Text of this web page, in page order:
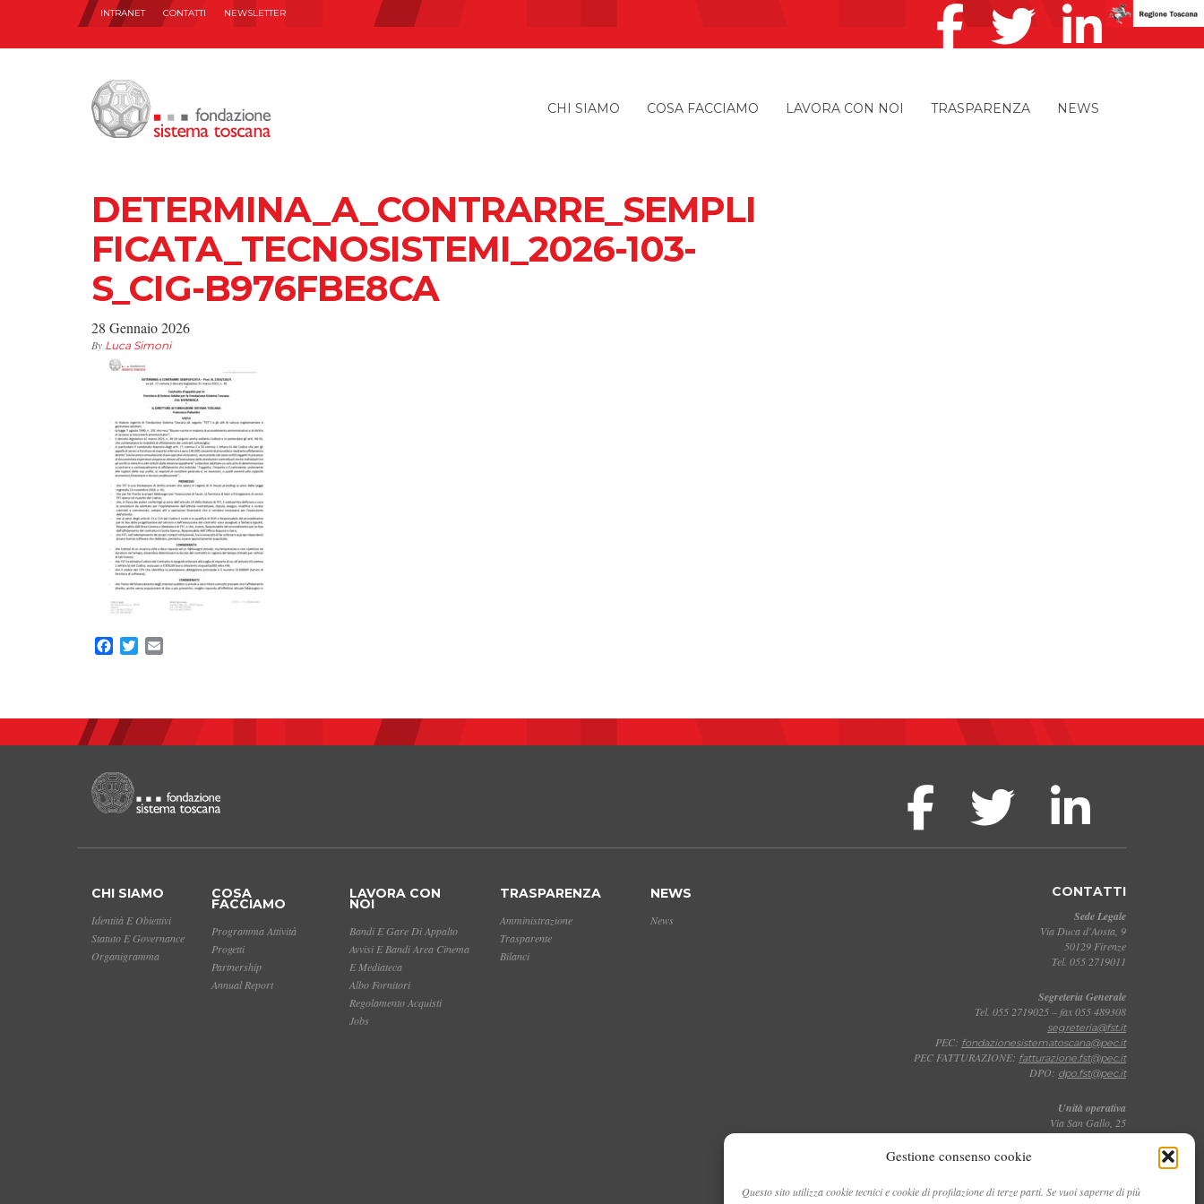
Gestione consenso cookie
Questo sito utilizza cookie tecnici e cookie di profilazione di terze parti. Se vuoi saperne di più
INTRANET CONTATTI NEWSLETTER
CHI SIAMO COSA FACCIAMO LAVORA CON NOI TRASPARENZA NEWS
DETERMINA_A_CONTRARRE_SEMPLI
FICATA_TECNOSISTEMI_2026-103-
S_CIG-B976FBE8CA
28 Gennaio 2026
By Luca Simoni
Facebook
Twitter
CHI SIAMO
Identità E Obiettivi
Statuto E Governance
Organigramma
COSA
FACCIAMO
Programma Attività
Progetti
Partnership
Annual Report
LAVORA CON
NOI
Bandi E Gare Di Appalto
Avvisi E Bandi Area Cinema
E Mediateca
Albo Fornitori
Regolamento Acquisti
Jobs
TRASPARENZA
Amministrazione
Trasparente
Bilanci
NEWS
News
CONTATTI
Sede Legale
Via Duca d'Aosta, 9
50129 Firenze
Tel. 055 2719011
Segreteria Generale
Tel. 055 2719025 – fax 055 489308
segreteria@fst.it
PEC: fondazionesistematoscana@pec.it
PEC FATTURAZIONE: fatturazione.fst@pec.it
DPO: dpo.fst@pec.it
Unità operativa
Via San Gallo, 25
50129 Firenze
Toscana Film Commission